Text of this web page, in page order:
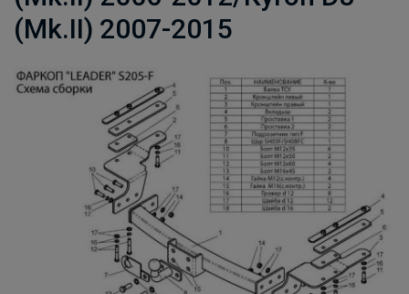
(Mk.II) 2007-2015